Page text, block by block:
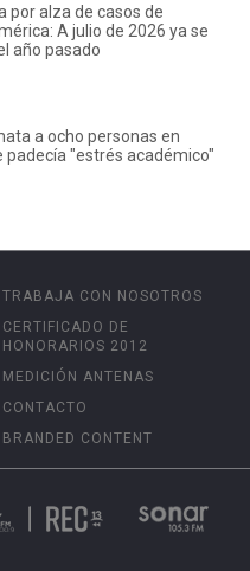
por alza de casos de
A julio de 2026 ya se
año pasado
a ocho personas en
padecía "estrés académico"
TRABAJA CON NOSOTROS
CERTIFICADO DE
HONORARIOS 2012
MEDICIÓN ANTENAS
CONTACTO
BRANDED CONTENT